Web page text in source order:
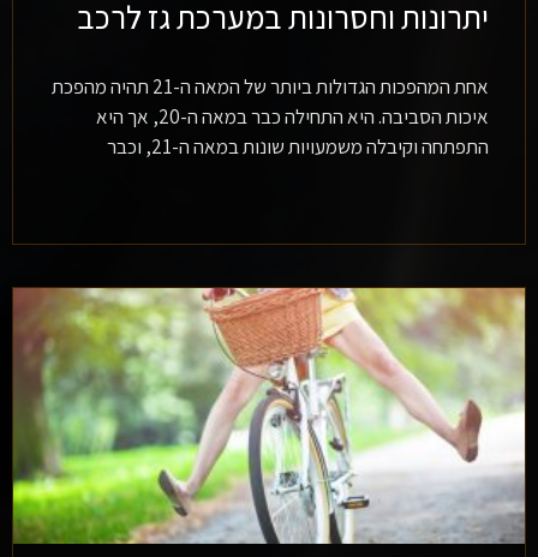
יתרונות וחסרונות במערכת גז לרכב
אחת המהפכות הגדולות ביותר של המאה ה-21 תהיה מהפכת
איכות הסביבה. היא התחילה כבר במאה ה-20, אך היא
התפתחה וקיבלה משמעויות שונות במאה ה-21, וכבר